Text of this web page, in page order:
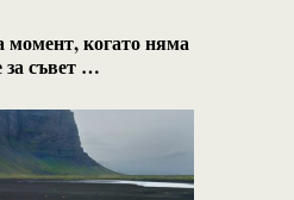
момент, когато няма
за съвет …